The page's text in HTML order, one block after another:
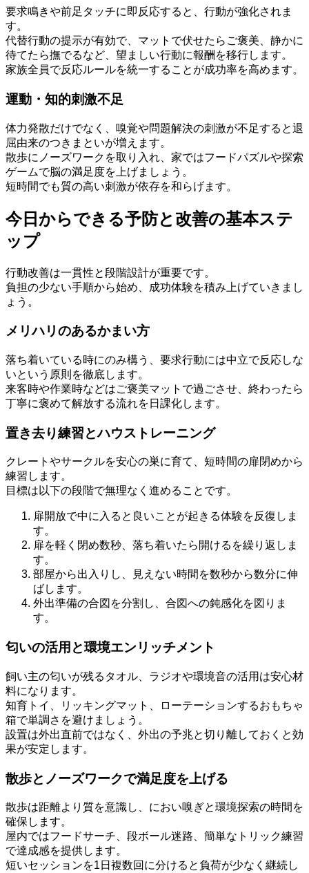
要求鳴きや前足タッチに即反応すると、行動が強化されま
す。
代替行動の提示が有効で、マットで伏せたらご褒美、静かに
待てたら撫でるなど、望ましい行動に報酬を移行します。
家族全員で反応ルールを統一することが成功率を高めます。
運動・知的刺激不足
体力発散だけでなく、嗅覚や問題解決の刺激が不足すると退
屈由来のつきまといが増えます。
散歩にノーズワークを取り入れ、家ではフードパズルや探索
ゲームで脳の満足度を上げましょう。
短時間でも質の高い刺激が依存を和らげます。
今日からできる予防と改善の基本ステ
ップ
行動改善は一貫性と段階設計が重要です。
負担の少ない手順から始め、成功体験を積み上げていきまし
ょう。
メリハリのあるかまい方
落ち着いている時にのみ構う、要求行動には中立で反応しな
いという原則を徹底します。
来客時や作業時などはご褒美マットで過ごさせ、終わったら
丁寧に褒めて解放する流れを日課化します。
置き去り練習とハウストレーニング
クレートやサークルを安心の巣に育て、短時間の扉閉めから
練習します。
目標は以下の段階で無理なく進めることです。
扉開放で中に入ると良いことが起きる体験を反復しま
す。
扉を軽く閉め数秒、落ち着いたら開けるを繰り返しま
す。
部屋から出入りし、見えない時間を数秒から数分に伸
ばします。
外出準備の合図を分割し、合図への鈍感化を図りま
す。
匂いの活用と環境エンリッチメント
飼い主の匂いが残るタオル、ラジオや環境音の活用は安心材
料になります。
知育トイ、リッキングマット、ローテーションするおもちゃ
箱で単調さを避けましょう。
設置は外出直前ではなく、外出の予兆と切り離しておくと効
果が安定します。
散歩とノーズワークで満足度を上げる
散歩は距離より質を意識し、におい嗅ぎと環境探索の時間を
確保します。
屋内ではフードサーチ、段ボール迷路、簡単なトリック練習
で達成感を提供します。
短いセッションを1日複数回に分けると負荷が少なく継続し